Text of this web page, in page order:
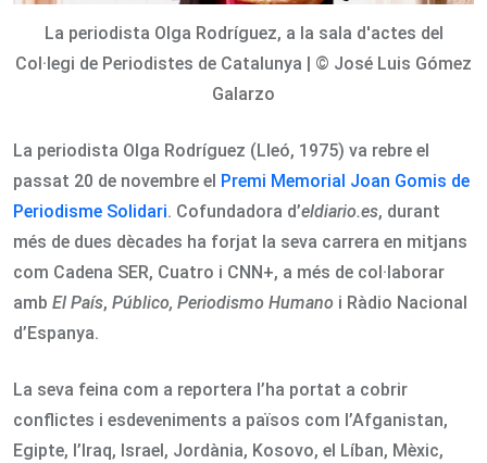
La periodista Olga Rodríguez, a la sala d'actes del
Col·legi de Periodistes de Catalunya | © José Luis Gómez
Galarzo
La periodista Olga Rodríguez (Lleó, 1975) va rebre el
passat 20 de novembre el Premi Memorial Joan Gomis de
Periodisme Solidari. Cofundadora d’eldiario.es, durant
més de dues dècades ha forjat la seva carrera en mitjans
com Cadena SER, Cuatro i CNN+, a més de col·laborar
amb El País, Público, Periodismo Humano i Ràdio Nacional
d’Espanya.
La seva feina com a reportera l’ha portat a cobrir
conflictes i esdeveniments a països com l’Afganistan,
Egipte, l’Iraq, Israel, Jordània, Kosovo, el Líban, Mèxic,